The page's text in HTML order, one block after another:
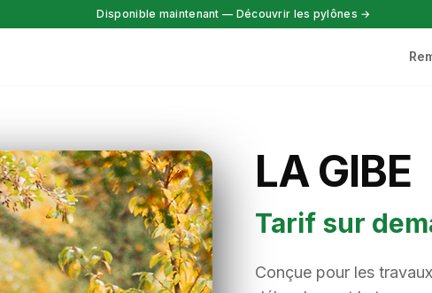
Disponible maintenant — Découvrir les pylônes →
LA GIBE
Tarif sur
Conçue pour les